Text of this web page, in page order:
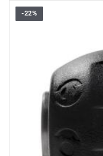
• Ilość w opakowaniu: 1
-22%